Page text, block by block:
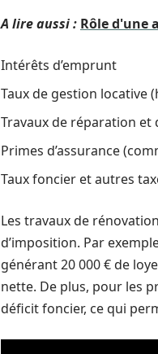
A lire aussi : Rôle d'une
Intérêts d’emprunt
Taux de gestion locative
Travaux de réparation et
Primes d’assurance
Taux foncier et autres
Les travaux de
d’imposition. Par
générant 20 000 € de
nette. De plus, pour les
déficit foncier, ce qui